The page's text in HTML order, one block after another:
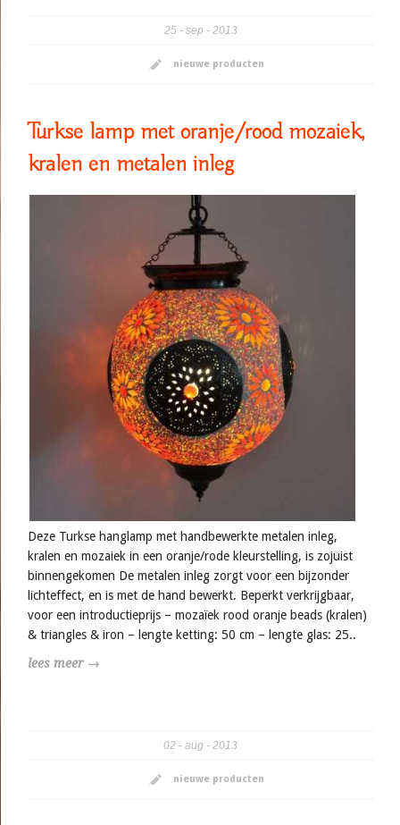
25 sep 2013
nieuwe producten
Turkse lamp met oranje/rood mozaiek,
kralen en metalen inleg
Deze Turkse hanglamp met handbewerkte metalen inleg,
kralen en mozaiek in een oranje/rode kleurstelling, is zojuist
binnengekomen De metalen inleg zorgt voor een bijzonder
lichteffect, en is met de hand bewerkt. Beperkt verkrijgbaar,
voor een introductieprijs – mozaïek rood oranje beads (kralen)
& triangles & iron – lengte ketting: 50 cm – lengte glas: 25..
lees meer →
02 aug 2013
nieuwe producten